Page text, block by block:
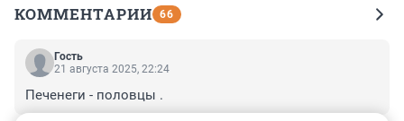
КОММЕНТАРИИ 66
Гость
21 августа 2025, 22:24
Печенеги - половцы .